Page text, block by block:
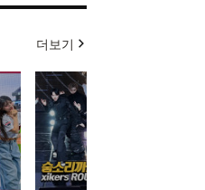
더보기